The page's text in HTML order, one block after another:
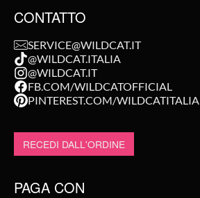
CONTATTO
SERVICE@WILDCAT.IT
@WILDCAT.ITALIA
@WILDCAT.IT
FB.COM/WILDCATOFFICIAL
PINTEREST.COM/WILDCATITALIA
RECEDI DALL'ORDINE
PAGA CON